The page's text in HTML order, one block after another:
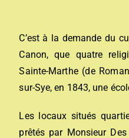
C’est à la demande du
Canon, que quatre
Sainte-Marthe (de
sur-Sye, en 1843, une
Les locaux situés
prêtés par Monsieur